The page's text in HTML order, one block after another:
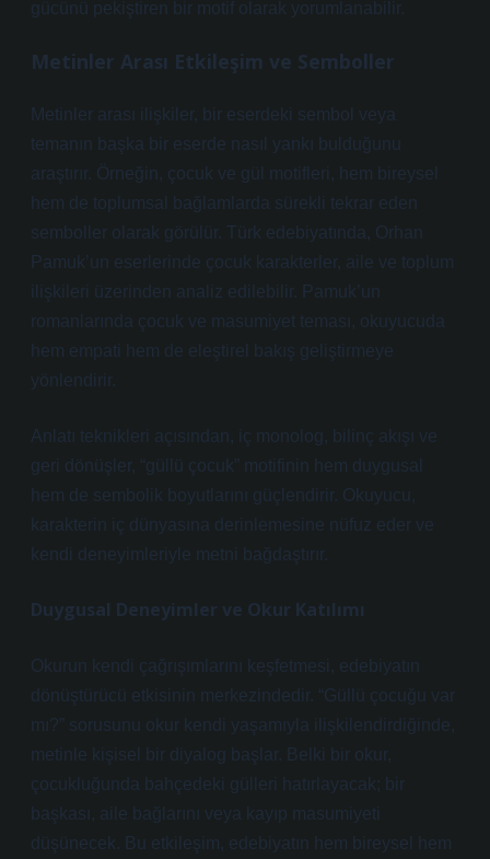
gücünü pekiştiren bir motif olarak yorumlanabilir.
Metinler Arası Etkileşim ve Semboller
Metinler arası ilişkiler, bir eserdeki sembol veya
temanın başka bir eserde nasıl yankı bulduğunu
araştırır. Örneğin, çocuk ve gül motifleri, hem bireysel
hem de toplumsal bağlamlarda sürekli tekrar eden
semboller olarak görülür. Türk edebiyatında, Orhan
Pamuk’un eserlerinde çocuk karakterler, aile ve toplum
ilişkileri üzerinden analiz edilebilir. Pamuk’un
romanlarında çocuk ve masumiyet teması, okuyucuda
hem empati hem de eleştirel bakış geliştirmeye
yönlendirir.
Anlatı teknikleri açısından, iç monolog, bilinç akışı ve
geri dönüşler, “güllü çocuk” motifinin hem duygusal
hem de sembolik boyutlarını güçlendirir. Okuyucu,
karakterin iç dünyasına derinlemesine nüfuz eder ve
kendi deneyimleriyle metni bağdaştırır.
Duygusal Deneyimler ve Okur Katılımı
Okurun kendi çağrışımlarını keşfetmesi, edebiyatın
dönüştürücü etkisinin merkezindedir. “Güllü çocuğu var
mı?” sorusunu okur kendi yaşamıyla ilişkilendirdiğinde,
metinle kişisel bir diyalog başlar. Belki bir okur,
çocukluğunda bahçedeki gülleri hatırlayacak; bir
başkası, aile bağlarını veya kayıp masumiyeti
düşünecek. Bu etkileşim, edebiyatın hem bireysel hem